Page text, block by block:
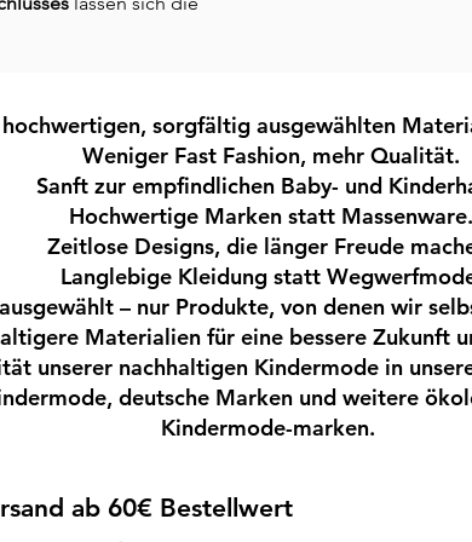
Aktivitäten im Haus,
den funktionalen Eigenschaften sind
ideale Wahl für aktive Kinderfüße.
einfaches An- und Ausziehen
Passform
hochwertigen, sorgfältig ausgewählten
Weniger Fast Fashion, mehr Qualität.
Sanft zur empfindlichen Baby- und
Hochwertige Marken statt Massenware.
Zeitlose Designs, die länger Freude
Langlebige Kleidung statt
– nur Produkte, von denen wir
Materialien für eine bessere Zukunft
unserer nachhaltigen Kindermode in
deutsche Marken und weitere
Kindermode-marken.
ab 60€ Bestellwert